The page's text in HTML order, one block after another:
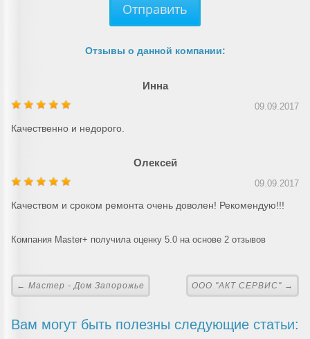
Отправить
Отзывы о данной компании:
Инна
09.09.2017
Качественно и недорого.
Олексей
09.09.2017
Качеством и сроком ремонта очень доволен! Рекомендую!!!
Компания Master+ получила оценку 5.0 на основе 2 отзывов
← Мастер - Дом Запорожье ООО "АКТ СЕРВИС" →
Вам могут быть полезны следующие статьи: